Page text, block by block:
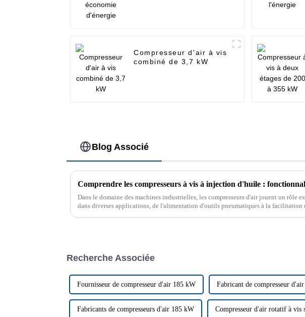
Compresseur d'air à vis
combiné de 3,7 kW
Blog Associé
Dans le domaine des machines industrielles, les compresseurs d'air jouent un rôle
dans diverses applications, de l'alimentation d'outils pneumatiques à la facilitation
Recherche Associée
Fournisseur de compresseur d'air 185 kW Fabricant de compresseur
Fabricants de compresseurs d'air 185 kW Compresseur d'air rotatif à vis